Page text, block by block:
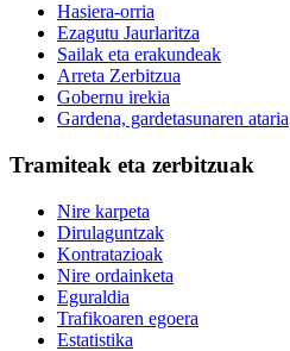
Hasiera-orria
Ezagutu Jaurlaritza
Sailak eta erakundeak
Arreta Zerbitzua
Gobernu irekia
Gardena, gardetasunaren ataria
Tramiteak eta zerbitzuak
Nire karpeta
Dirulaguntzak
Kontratazioak
Nire ordainketa
Eguraldia
Trafikoaren egoera
Estatistika